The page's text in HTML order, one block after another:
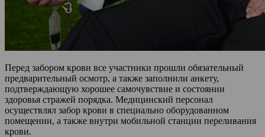
Перед забором крови все участники прошли обязательный
предварительный осмотр, а также заполнили анкету,
подтверждающую хорошее самочувствие и состоянии
здоровья стражей порядка. Медицинский персонал
осуществлял забор крови в специально оборудованном
помещении, а также внутри мобильной станции переливания
крови.